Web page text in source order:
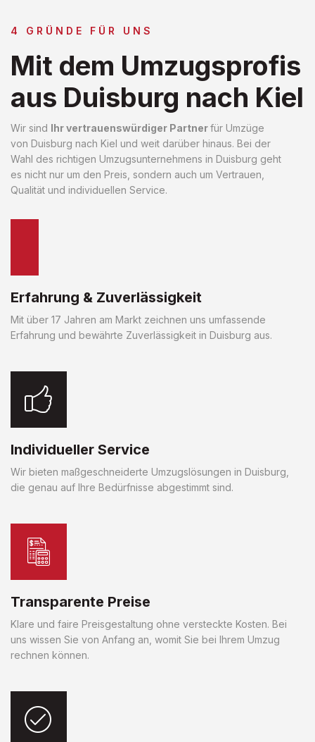
4 GRÜNDE FÜR UNS
Mit dem Umzugsprofis
aus Duisburg nach Kiel
Wir sind Ihr vertrauenswürdiger Partnerfür Umzüge
von Duisburg nach Kiel und weit darüber hinaus. Bei der
Wahl des richtigen Umzugsunternehmens in Duisburg geht
es nicht nur um den Preis, sondern auch um Vertrauen,
Qualität und individuellen Service.
Erfahrung & Zuverlässigkeit
Mit über 17 Jahren am Markt zeichnen uns umfassende
Erfahrung und bewährte Zuverlässigkeit in Duisburg aus.
Individueller Service
Wir bieten maßgeschneiderte Umzugslösungen in Duisburg,
die genau auf Ihre Bedürfnisse abgestimmt sind.
Transparente Preise
Klare und faire Preisgestaltung ohne versteckte Kosten. Bei
uns wissen Sie von Anfang an, womit Sie bei Ihrem Umzug
rechnen können.